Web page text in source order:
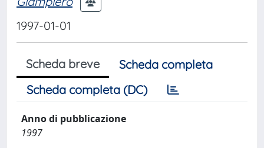
1997-01-01
Scheda breve
Scheda completa
Scheda completa (DC)
Anno di pubblicazione
1997